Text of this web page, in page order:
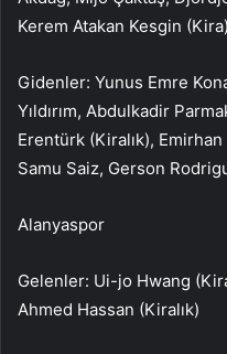
Kerem Atakan Kesgin
Gidenler: Yunus Emre
Yıldırım, Abdulkadir
Erentürk (Kiralık), Emirhan
Samu Saiz, Gerson
Alanyaspor
Gelenler: Ui-jo Hwang
Ahmed Hassan (Kiralık)